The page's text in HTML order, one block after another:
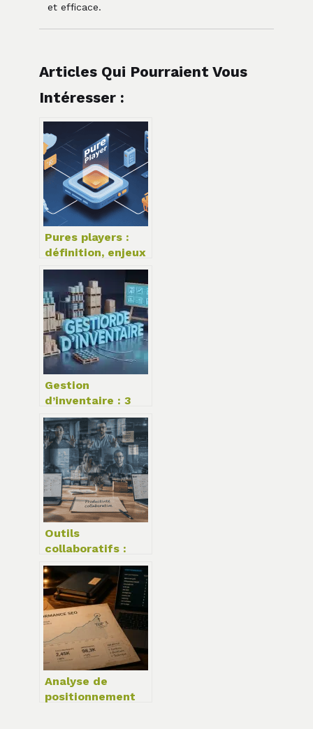
et efficace.
Articles Qui Pourraient Vous
Intéresser :
Pures players :
définition, enjeux
et exemples
concrets à
connaître
Gestion
d’inventaire : 3
méthodes de
suivi et 4
indicateurs pour
transformer vos
stocks en levier
de rentabilité
Outils
collaboratifs :
comment
synchroniser vos
équipes sans
multiplier les
réunions
Analyse de
positionnement